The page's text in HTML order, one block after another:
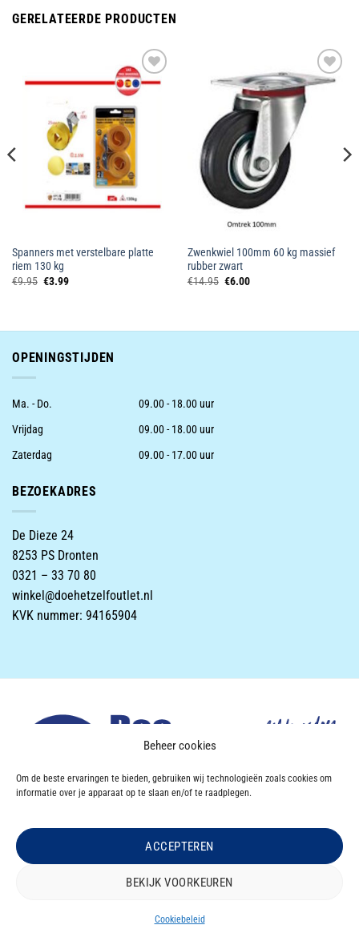
Beheer cookies
Om de beste ervaringen te bieden, gebruiken wij technologieën zoals cookies om
informatie over je apparaat op te slaan en/of te raadplegen.
ACCEPTEREN
BEKIJK VOORKEUREN
Cookiebeleid
GERELATEERDE PRODUCTEN
Toevoegen
aan
wenslijst
Spanners met verstelbare platte
riem 130 kg
€9.95 Oorspronkelijke
€3.99Huidige
Toevoegen
wenslijst
Zwenkwiel 100mm 60 kg massief
rubber zwart
€14.95 Oorspronkelijke
€6.00Huidige
OPENINGSTIJDEN
Ma. - Do.
09.00 - 18.00 uur
Vrijdag
09.00 - 18.00 uur
Zaterdag
09.00 - 17.00 uur
BEZOEKADRES
De Dieze 24
8253 PS Dronten
0321 – 33 70 80
winkel@doehetzelfoutlet.nl
KVK nummer: 94165904
OVER DOEHETZELF OUTLET CONTACT
Algemene Voorwaarden |